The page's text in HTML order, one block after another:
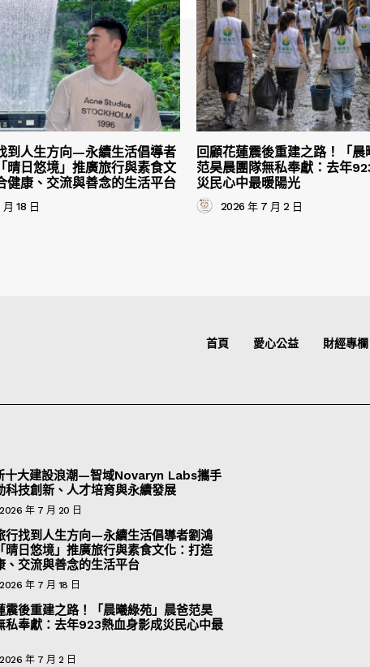
到人生方向—永續生活倡導者
晴日悠境」推廣旅行與素食文
健康、交流與善念的生活平台
18 日
回顧花蓮震後重建之路！「
范昊晨團隊無私奉獻：去年
災民心中最暖陽光
2026 年 7 月 2 日
首頁 愛心公益 財經專欄
十大建設浪潮—智域Novaryn Labs攜手
科技創新、人才培育與永續發展
2026 年 7 月 20 日
行找到人生方向—永續生活倡導者劉鴻
晴日悠境」推廣旅行與素食文化：打造
、交流與善念的生活平台
2026 年 7 月 18 日
震後重建之路！「晨曦綠苑」晨爸范昊
私奉獻：去年923熱血身影成災民心中最
2026 年 7 月 2 日